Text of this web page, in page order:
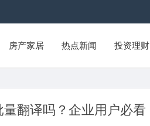
房产家居 热点新闻 投资理财
翻译吗？企业用户必看